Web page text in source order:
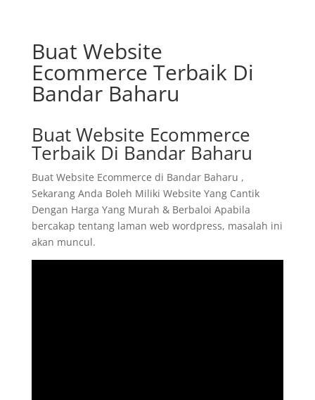
Buat Website
Ecommerce Terbaik Di
Bandar Baharu
Buat Website Ecommerce
Terbaik Di Bandar Baharu
Buat Website Ecommerce di Bandar Baharu ,
Sekarang Anda Boleh Miliki Website Yang Cantik
Dengan Harga Yang Murah & Berbaloi Apabila
bercakap tentang laman web wordpress, masalah ini
akan muncul.